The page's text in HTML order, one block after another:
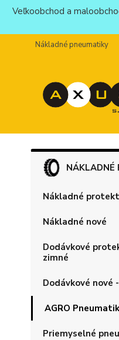
Veľkoobchod a
Nákladné pneumatiky
NÁKLADNÉ
Nákladné
Nákladné nové
Dodávkové
zimné
Dodávkové nové
AGRO
Priemyselné